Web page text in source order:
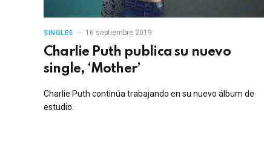
SINGLES 16 septiembre 2019
Charlie Puth publica su nuevo
single, ‘Mother’
Charlie Puth continúa trabajando en su nuevo álbum de
estudio.